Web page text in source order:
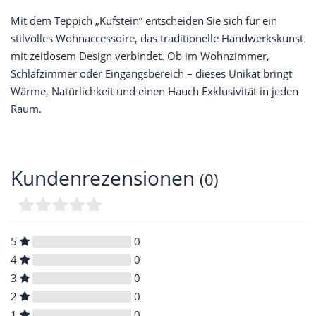
Mit dem Teppich „Kufstein“ entscheiden Sie sich für ein
stilvolles Wohnaccessoire, das traditionelle Handwerkskunst
mit zeitlosem Design verbindet. Ob im Wohnzimmer,
Schlafzimmer oder Eingangsbereich – dieses Unikat bringt
Wärme, Natürlichkeit und einen Hauch Exklusivität in jeden
Raum.
Kundenrezensionen (0)
5
0
4
0
3
0
2
0